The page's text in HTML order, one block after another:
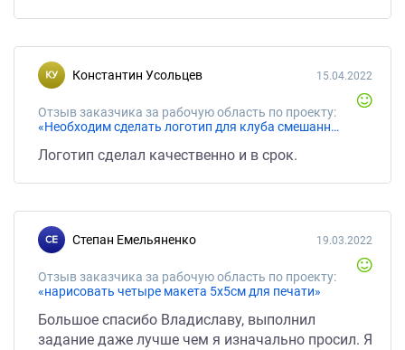
Константин Усольцев
Отзыв заказчика за рабочую область по проекту:
«Необходим сделать логотип для клуба смешанных единоборств»
15.04.2022
Логотип сделал качественно и в срок.
Степан Емельяненко
Отзыв заказчика за рабочую область по проекту:
«нарисовать четыре макета 5х5см для печати»
19.03.2022
Большое спасибо Владиславу, выполнил
задание даже лучше чем я изначально просил. Я